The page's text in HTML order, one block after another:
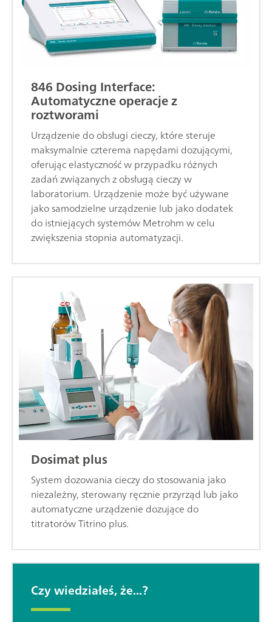
846 Dosing Interface:
Automatyczne operacje z
roztworami
Urządzenie do obsługi cieczy, które steruje
maksymalnie czterema napędami dozującymi,
oferując elastyczność w przypadku różnych
zadań związanych z obsługą cieczy w
laboratorium. Urządzenie może być używane
jako samodzielne urządzenie lub jako dodatek
do istniejących systemów Metrohm w celu
zwiększenia stopnia automatyzacji.
Dosimat plus
System dozowania cieczy do stosowania jako
niezależny, sterowany ręcznie przyrząd lub jako
automatyczne urządzenie dozujące do
titratorów Titrino plus.
Czy wiedziałeś, że...?